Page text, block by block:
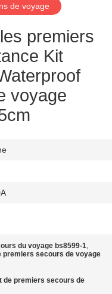
de voyage
premiers
Kit
voyage
du voyage bs8599-1,
premiers secours de voyage
de premiers secours de